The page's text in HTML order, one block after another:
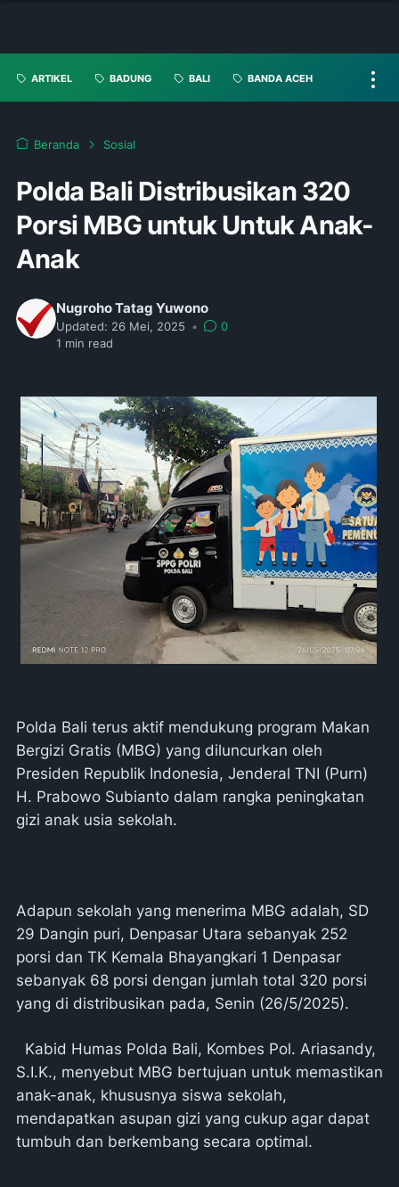
ARTIKEL BADUNG BALI BANDA ACEH
Beranda Sosial
Polda Bali Distribusikan 320
Porsi MBG untuk Untuk Anak-
Anak
Nugroho Tatag Yuwono
Updated: 26 Mei, 2025 •
0
1 min read
Polda Bali terus aktif mendukung program Makan
Bergizi Gratis (MBG) yang diluncurkan oleh
Presiden Republik Indonesia, Jenderal TNI (Purn)
H. Prabowo Subianto dalam rangka peningkatan
gizi anak usia sekolah.
Adapun sekolah yang menerima MBG adalah, SD
29 Dangin puri, Denpasar Utara sebanyak 252
porsi dan TK Kemala Bhayangkari 1 Denpasar
sebanyak 68 porsi dengan jumlah total 320 porsi
yang di distribusikan pada, Senin (26/5/2025).
Kabid Humas Polda Bali, Kombes Pol. Ariasandy,
S.I.K., menyebut MBG bertujuan untuk memastikan
anak-anak, khususnya siswa sekolah,
mendapatkan asupan gizi yang cukup agar dapat
tumbuh dan berkembang secara optimal.